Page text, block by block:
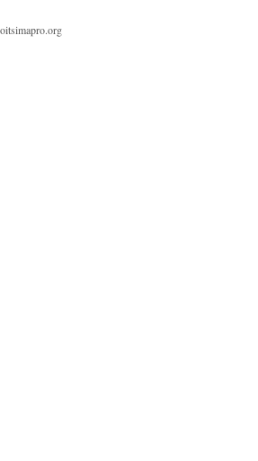
oitsimapro.org